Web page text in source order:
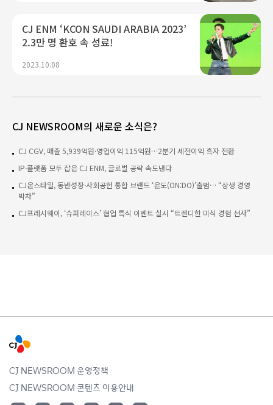
CJ ENM ‘KCON SAUDI ARABIA 2023’
2.3만 명 환호 속 성료!
2023.10.08
CJ NEWSROOM의 새로운 소식은?
CJ CGV, 매출 5,939억원·영업이익 115억원…2분기 세전이익 흑자 전환
IP·플랫폼 모두 잡은 CJ ENM, 글로벌 공략 속도낸다
CJ온스타일, 동반성장·사회공헌 통합 브랜드 ‘온도(ON:DO)’출범… “상생 경영
박차”
CJ프레시웨이, ‘슈퍼레이스’ 협업 특식 이벤트 실시 “트렌디한 미식 경험 선사”
CJ NEWSROOM 운영정책
CJ NEWSROOM 콘텐츠 이용안내